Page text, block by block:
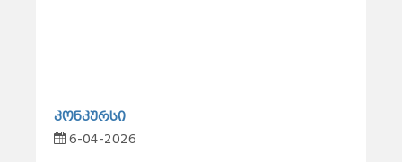
კონკურსი
6-04-2026